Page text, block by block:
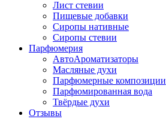
Лист стевии
Пищевые добавки
Сиропы нативные
Сиропы стевии
Парфюмерия
АвтоАроматизаторы
Масляные духи
Парфюмерные композиции
Парфюмированная вода
Твёрдые духи
Отзывы